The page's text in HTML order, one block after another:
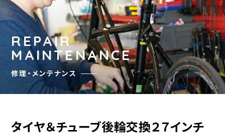
REPAIR
MAINTENANCE
修理・メンテナンス
タイヤ＆チューブ後輪交換２７インチ